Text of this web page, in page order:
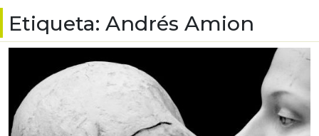
Etiqueta: Andrés Amion